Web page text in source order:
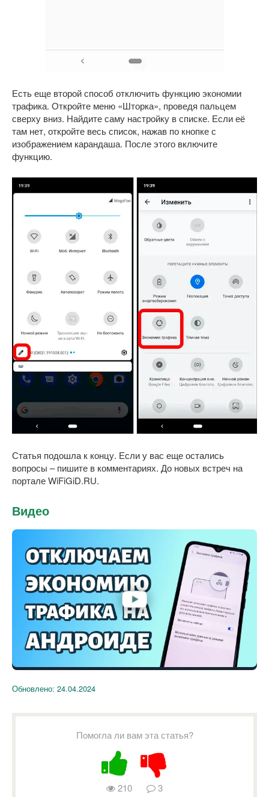
Есть еще второй способ отключить функцию экономии
трафика. Откройте меню «Шторка», проведя пальцем
сверху вниз. Найдите саму настройку в списке. Если её
там нет, откройте весь список, нажав по кнопке с
изображением карандаша. После этого включите
функцию.
Статья подошла к концу. Если у вас еще остались
вопросы – пишите в комментариях. До новых встреч на
портале WiFiGiD.RU.
Видео
Обновлено: 24.04.2024
Помогла ли вам эта статья?
210 3